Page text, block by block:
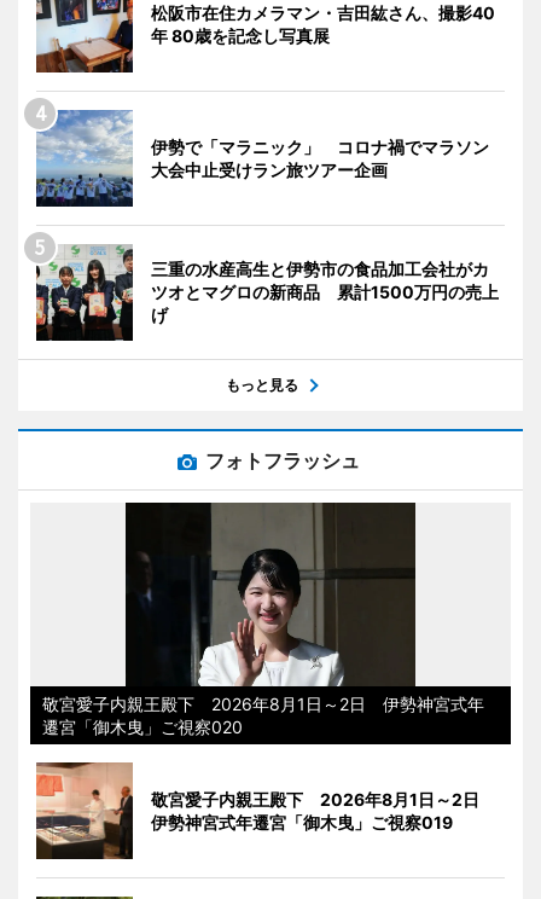
松阪市在住カメラマン・吉田紘さん、撮影40
年 80歳を記念し写真展
伊勢で「マラニック」 コロナ禍でマラソン
大会中止受けラン旅ツアー企画
三重の水産高生と伊勢市の食品加工会社がカ
ツオとマグロの新商品 累計1500万円の売上
げ
もっと見る
フォトフラッシュ
敬宮愛子内親王殿下 2026年8月1日～2日 伊勢神宮式年
遷宮「御木曳」ご視察020
敬宮愛子内親王殿下 2026年8月1日～2日
伊勢神宮式年遷宮「御木曳」ご視察019